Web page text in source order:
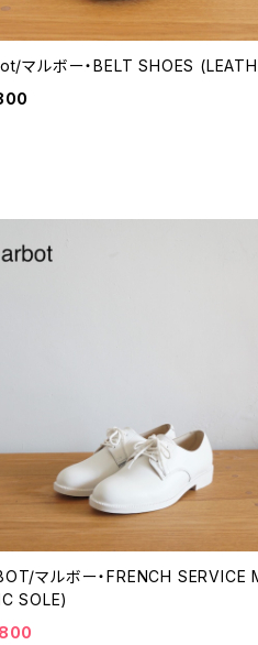
マルボー・BELT SHOES
マルボー・FRENCH SERVICE
SOLE)